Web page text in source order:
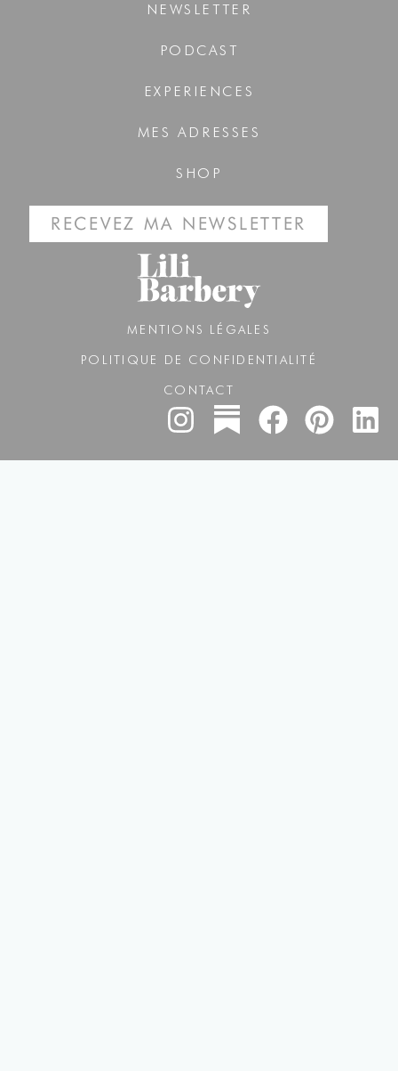
NEWSLETTER
PODCAST
EXPERIENCES
MES ADRESSES
SHOP
RECEVEZ MA NEWSLETTER
MENTIONS LÉGALES
POLITIQUE DE CONFIDENTIALITÉ
CONTACT